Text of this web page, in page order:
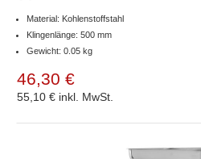
Material: Kohlenstoffstahl
Klingenlänge: 500 mm
Gewicht: 0.05 kg
46,30 €
55,10 € inkl. MwSt.